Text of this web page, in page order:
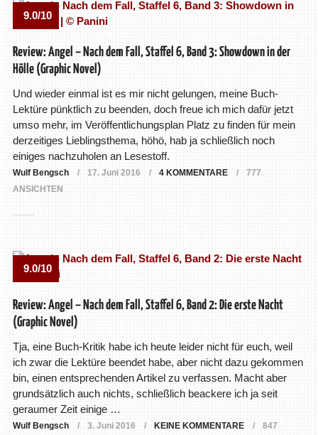
9.0/10
Review: Angel – Nach dem Fall, Staffel 6, Band 3: Showdown in der
Hölle (Graphic Novel)
Und wieder einmal ist es mir nicht gelungen, meine Buch-
Lektüre pünktlich zu beenden, doch freue ich mich dafür jetzt
umso mehr, im Veröffentlichungsplan Platz zu finden für mein
derzeitiges Lieblingsthema, höhö, hab ja schließlich noch
einiges nachzuholen an Lesestoff.
Wulf Bengsch 17. Juni 2016 4 KOMMENTARE
777
ANSICHTEN
9.0/10
Review: Angel – Nach dem Fall, Staffel 6, Band 2: Die erste Nacht
(Graphic Novel)
Tja, eine Buch-Kritik habe ich heute leider nicht für euch, weil
ich zwar die Lektüre beendet habe, aber nicht dazu gekommen
bin, einen entsprechenden Artikel zu verfassen. Macht aber
grundsätzlich auch nichts, schließlich beackere ich ja seit
geraumer Zeit einige …
Wulf Bengsch 3. Juni 2016 KEINE KOMMENTARE 847